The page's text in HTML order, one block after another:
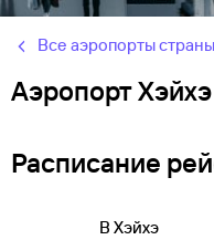
Все аэропорты страны
Аэропорт Хэйхэ
Расписание
В Хэйхэ